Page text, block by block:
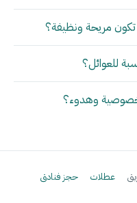
مريحة ونظيفة؟
للعوائل؟
خصوصية وهدوء؟
عطلات حجز فنادق